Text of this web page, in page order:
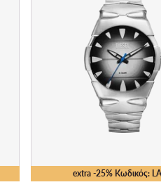
extra -25% Κωδικός: